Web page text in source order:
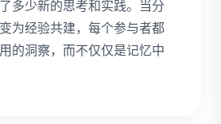
多少新的思考和实践。当分
为经验共建，每个参与者都
的洞察，而不仅仅是记忆中